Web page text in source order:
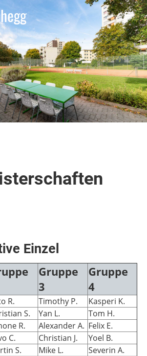
Einzel
Gruppe
3
Gruppe
4
R. Timothy P.
Kasperi K.
S. Yan L.
Tom H.
R. Alexander A. Felix E.
C. Christian J.
Yoel B.
S. Mike L.
Severin A.